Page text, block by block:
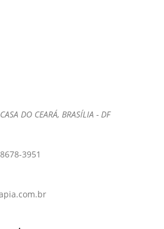
DO CEARÁ, BRASÍLIA - DF
3951